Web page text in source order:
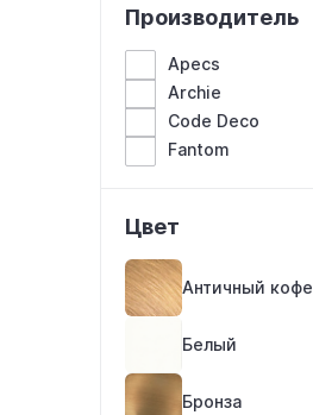
Производитель
Apecs
Archie
Code Deco
Fantom
Цвет
Античный кофе
Белый
Бронза